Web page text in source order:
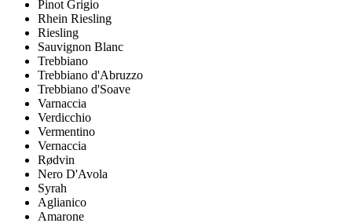
Pinot Grigio
Rhein Riesling
Riesling
Sauvignon Blanc
Trebbiano
Trebbiano d'Abruzzo
Trebbiano d'Soave
Varnaccia
Verdicchio
Vermentino
Vernaccia
Rødvin
Nero D'Avola
Syrah
Aglianico
Amarone